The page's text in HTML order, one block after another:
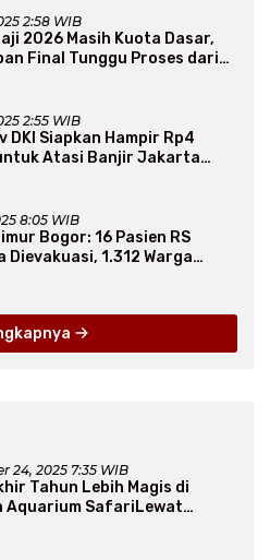
2:58 WIB
2026 Masih Kuota Dasar,
Final Tunggu Proses dari
2:55 WIB
DKI Siapkan Hampir Rp4
Atasi Banjir Jakarta
8:05 WIB
Bogor: 16 Pasien RS
Dievakuasi, 1.312 Warga
24, 2025 7:35 WIB
Tahun Lebih Magis di
Aquarium SafariLewat